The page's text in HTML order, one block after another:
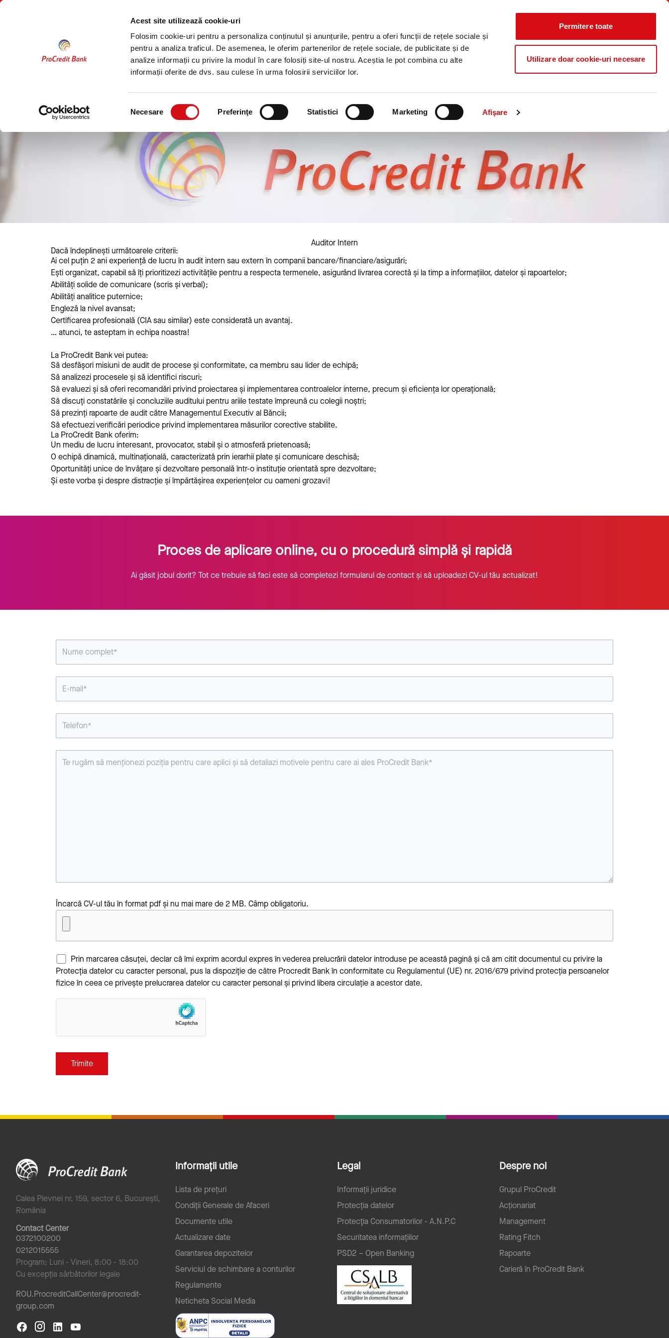
Acest site utilizează cookie-uri
Folosim cookie-uri pentru a personaliza conținutul și anunțurile, pentru a oferi funcții de rețele sociale și
pentru a analiza traficul. De asemenea, le oferim partenerilor de rețele sociale, de publicitate și de
analize informații cu privire la modul în care folosiți site-ul nostru. Aceștia le pot combina cu alte
informații oferite de dvs. sau culese în urma folosirii serviciilor lor.
consimțământului
Necesare Preferinţe Statistici Marketing Afişare
Permitere toate
Utilizare doar cookie-uri necesare
Sari
Carieră în ProCredit Bank Poziții disponibile Programul Onboarding Beneficii Aplică acum
ProB@nking Plus
Auditor Intern
Dacă îndeplinești următoarele criterii:
Ai cel puțin 2 ani experiență de lucru în audit intern sau extern în companii bancare/financiare/asigurări;
Ești organizat, capabil să îți prioritizezi activitățile pentru a respecta termenele, asigurând livrarea corectă și la timp a informațiilor, datelor și rapoartelor;
Abilități solide de comunicare (scris și verbal);
Abilități analitice puternice;
Engleză la nivel avansat;
Certificarea profesională (CIA sau similar) este considerată un avantaj.
… atunci, te asteptam in echipa noastra!
La ProCredit Bank vei putea:
Să desfășori misiuni de audit de procese și conformitate, ca membru sau lider de echipă;
Să analizezi procesele și să identifici riscuri;
Să evaluezi și să oferi recomandări privind proiectarea și implementarea controalelor interne, precum și eficiența lor operațională;
Să discuți constatările și concluziile auditului pentru ariile testate împreună cu colegii noștri;
Să prezinți rapoarte de audit către Managementul Executiv al Băncii;
Să efectuezi verificări periodice privind implementarea măsurilor corective stabilite.
La ProCredit Bank oferim:
Un mediu de lucru interesant, provocator, stabil și o atmosferă prietenoasă;
O echipă dinamică, multinațională, caracterizată prin ierarhii plate și comunicare deschisă;
Oportunități unice de învățare și dezvoltare personală într-o instituție orientată spre dezvoltare;
Și este vorba și despre distracție și împărtășirea experiențelor cu oameni grozavi!
Proces de aplicare online, cu o procedură simplă și rapidă
Ai găsit jobul dorit? Tot ce trebuie să faci este să completezi formularul de contact și să uploadezi CV-ul tău actualizat!
Încarcă CV-ul tău în format pdf și nu mai mare de 2 MB. Câmp obligatoriu.
Prin marcarea căsuței, declar că îmi exprim acordul expres în vederea prelucrării datelor introduse pe această pagină și că am citit documentul cu privire la
Protecția datelor cu caracter personal, pus la dispoziție de către Procredit Bank în conformitate cu Regulamentul (UE) nr. 2016/679 privind protecția persoanelor
fizice în ceea ce privește prelucrarea datelor cu caracter personal și privind libera circulație a acestor date.
Calea Plevnei nr. 159, sector 6, București,
România
Contact Center
0372100200
0212015555
Program: Luni - Vineri, 8:00 - 18:00
Cu excepția sărbătorilor legale
ROU.ProcreditCallCenter@procredit-
group.com
Informații utile
Lista de prețuri
Condiții Generale de Afaceri
Documente utile
Actualizare date
Garantarea depozitelor
Serviciul de schimbare a conturilor
Regulamente
Neticheta Social Media
Legal
Informații juridice
Protecția datelor
Protecţia Consumatorilor - A.N.P.C
Securitatea informațiilor
PSD2 – Open Banking
Despre noi
Grupul ProCredit
Acționariat
Management
Rating Fitch
Rapoarte
Carieră în ProCredit Bank